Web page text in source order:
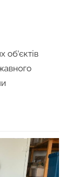
об’єктів